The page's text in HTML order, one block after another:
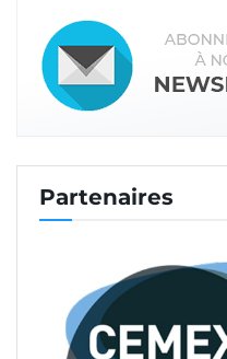
questions/réponses
complémentaires. Ou
un conseiller par chat
Lire aussi :l’OPPBTP
· Le module “accueil”
avant de l’affecter à
permet de formaliser
rappelant la conduite
Partenaires